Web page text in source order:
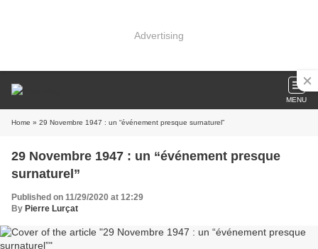
Advertising
MENU
Home » 29 Novembre 1947 : un “événement presque surnaturel”
29 Novembre 1947 : un “événement presque
surnaturel”
Published on 11/29/2020 at 12:29
By Pierre Lurçat